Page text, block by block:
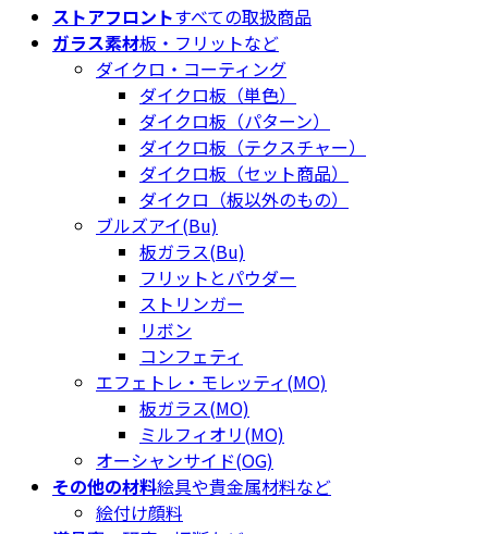
ストアフロントすべての取扱商品
ガラス素材板・フリットなど
ダイクロ・コーティング
ダイクロ板（単色）
ダイクロ板（パターン）
ダイクロ板（テクスチャー）
ダイクロ板（セット商品）
ダイクロ（板以外のもの）
ブルズアイ(Bu)
板ガラス(Bu)
フリットとパウダー
ストリンガー
リボン
コンフェティ
エフェトレ・モレッティ(MO)
板ガラス(MO)
ミルフィオリ(MO)
オーシャンサイド(OG)
その他の材料絵具や貴金属材料など
絵付け顔料